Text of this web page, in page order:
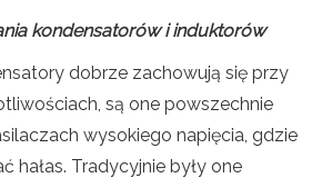
kondensatorów i induktorów
dobrze zachowują się przy
są one powszechnie
wysokiego napięcia, gdzie
hałas. Tradycyjnie były one